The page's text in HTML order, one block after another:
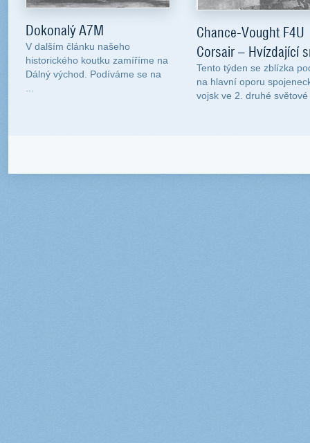
Dokonalý A7M
V dalším článku našeho
historického koutku zamíříme na
Dálný východ. Podíváme se na
...
Chance-Vought F4U
Corsair – Hvízdající
Tento týden se zblízka
na hlavní oporu
vojsk ve 2. druhé světové